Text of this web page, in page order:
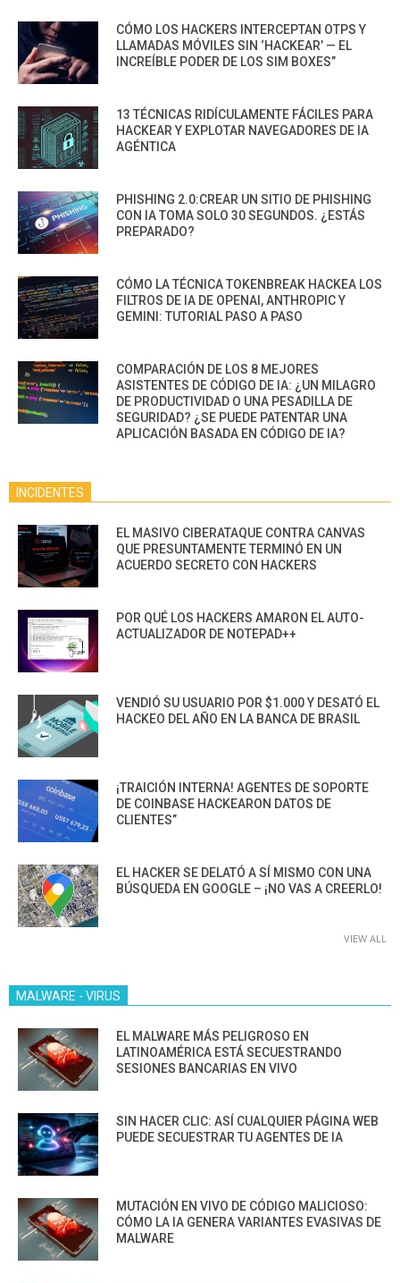
CÓMO LOS HACKERS INTERCEPTAN OTPS Y
LLAMADAS MÓVILES SIN ‘HACKEAR’ — EL
INCREÍBLE PODER DE LOS SIM BOXES”
13 TÉCNICAS RIDÍCULAMENTE FÁCILES PARA
HACKEAR Y EXPLOTAR NAVEGADORES DE IA
AGÉNTICA
PHISHING 2.0:CREAR UN SITIO DE PHISHING
CON IA TOMA SOLO 30 SEGUNDOS. ¿ESTÁS
PREPARADO?
CÓMO LA TÉCNICA TOKENBREAK HACKEA LOS
FILTROS DE IA DE OPENAI, ANTHROPIC Y
GEMINI: TUTORIAL PASO A PASO
COMPARACIÓN DE LOS 8 MEJORES
ASISTENTES DE CÓDIGO DE IA: ¿UN MILAGRO
DE PRODUCTIVIDAD O UNA PESADILLA DE
SEGURIDAD? ¿SE PUEDE PATENTAR UNA
APLICACIÓN BASADA EN CÓDIGO DE IA?
INCIDENTES
EL MASIVO CIBERATAQUE CONTRA CANVAS
QUE PRESUNTAMENTE TERMINÓ EN UN
ACUERDO SECRETO CON HACKERS
POR QUÉ LOS HACKERS AMARON EL AUTO-
ACTUALIZADOR DE NOTEPAD++
VENDIÓ SU USUARIO POR $1.000 Y DESATÓ EL
HACKEO DEL AÑO EN LA BANCA DE BRASIL
¡TRAICIÓN INTERNA! AGENTES DE SOPORTE
DE COINBASE HACKEARON DATOS DE
CLIENTES”
EL HACKER SE DELATÓ A SÍ MISMO CON UNA
BÚSQUEDA EN GOOGLE – ¡NO VAS A CREERLO!
VIEW ALL
MALWARE - VIRUS
EL MALWARE MÁS PELIGROSO EN
LATINOAMÉRICA ESTÁ SECUESTRANDO
SESIONES BANCARIAS EN VIVO
SIN HACER CLIC: ASÍ CUALQUIER PÁGINA WEB
PUEDE SECUESTRAR TU AGENTES DE IA
MUTACIÓN EN VIVO DE CÓDIGO MALICIOSO:
CÓMO LA IA GENERA VARIANTES EVASIVAS DE
MALWARE